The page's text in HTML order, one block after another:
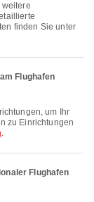
finden Sie unter
Flughafen
zu Einrichtungen
.
Flughafen